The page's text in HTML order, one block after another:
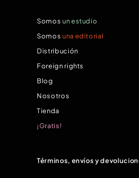
Somos un estudio
Somos una editorial
Distribución
Foreign rights
Blog
Nosotros
Tienda
¡Gratis!
Términos, envíos y